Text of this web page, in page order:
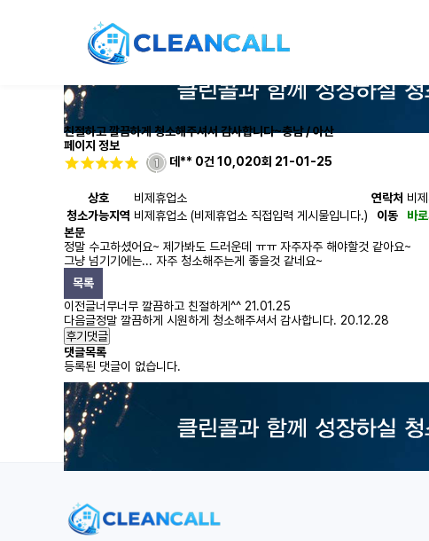
친절하고 깔끔하게 청소해주셔서 감사합니다~충남 / 아산
페이지 정보
데** 0건 10,020회 21-01-25
상호 비제휴업소 연락처 비
청소가능지역 비제휴업소 (비제휴업소 직접입력 게시물입니다.) 이동
바로
본문
정말 수고하셨어요~ 제가봐도 드러운데 ㅠㅠ 자주자주 해야할것 같아요~
그냥 넘기기에는... 자주 청소해주는게 좋을것 같네요~
목록
이전글너무너무 깔끔하고 친절하게^^ 21.01.25
다음글정말 깔끔하게 시원하게 청소해주셔서 감사합니다. 20.12.28
후기댓글
댓글목록
등록된 댓글이 없습니다.